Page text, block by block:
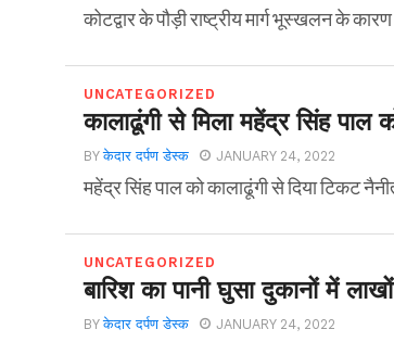
कोटद्वार के पौड़ी राष्ट्रीय मार्ग भूस्खलन के
UNCATEGORIZED
कालाढूंगी से मिला महेंद्र सिंह पाल
BYकेदार दर्पण डेस्क JANUARY 24, 2022
महेंद्र सिंह पाल को कालाढूंगी से दिया टिकट
UNCATEGORIZED
बारिश का पानी घुसा दुकानों में
BYकेदार दर्पण डेस्क JANUARY 24, 2022